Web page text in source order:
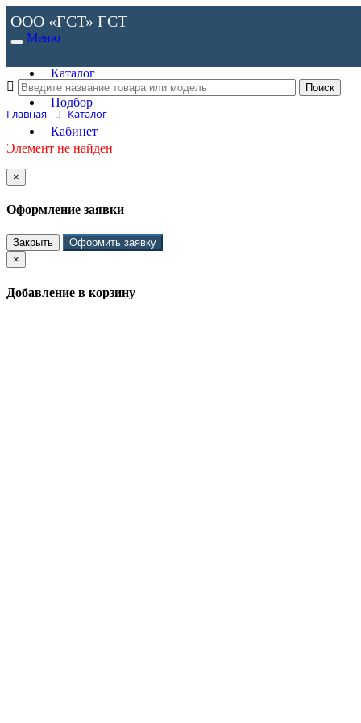
ООО «ГСТ» ГСТ
Меню
Каталог
Подбор
Кабинет
Главная Каталог
Элемент не найден
×
Оформление заявки
Закрыть
Оформить заявку
×
Добавление в корзину